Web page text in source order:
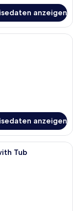
anzeigen
Bettwaren, Zimmersafe,
anzeigen
Bettwaren, Zimmersafe,
Tub